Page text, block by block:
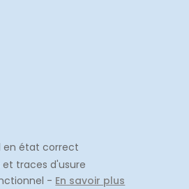
en état correct
et traces d'usure
- En savoir plus